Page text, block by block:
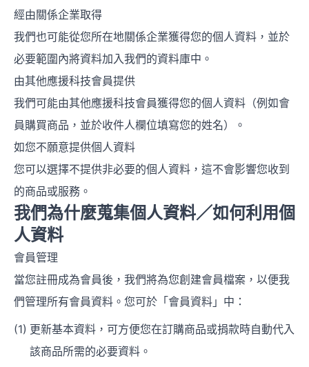
經由關係企業取得
我們也可能從您所在地關係企業獲得您的個人資料，並於
必要範圍內將資料加入我們的資料庫中。
由其他應援科技會員提供
我們可能由其他應援科技會員獲得您的個人資料（例如會
員購買商品，並於收件人欄位填寫您的姓名）。
如您不願意提供個人資料
您可以選擇不提供非必要的個人資料，這不會影響您收到
的商品或服務。
我們為什麼蒐集個人資料／如何利用個
人資料
會員管理
當您註冊成為會員後，我們將為您創建會員檔案，以便我
們管理所有會員資料。您可於「會員資料」中：
更新基本資料，可方便您在訂購商品或捐款時自動代入
該商品所需的必要資料。